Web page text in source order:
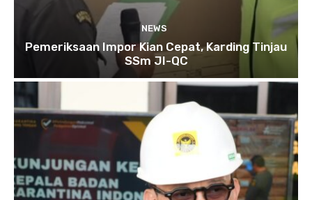
NEWS
Pemeriksaan Impor Kian Cepat, Karding Tinjau
SSm JI-QC